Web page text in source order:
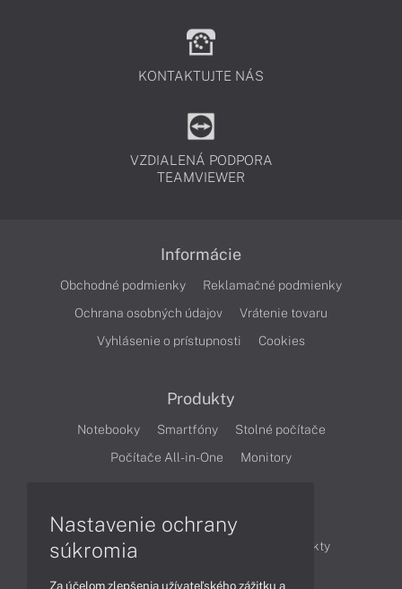
KONTAKTUJTE NÁS
VZDIALENÁ PODPORA
TEAMVIEWER
Informácie
Obchodné podmienky
Reklamačné podmienky
Ochrana osobných údajov
Vrátenie tovaru
Vyhlásenie o prístupnosti
Cookies
Produkty
Notebooky Smartfóny
Stolné počítače
Počítače All-in-One
Monitory
Články
Obchodné informácie
Produkty
Nastavenie ochrany
súkromia
Za účelom zlepšenia užívateľského zážitku a